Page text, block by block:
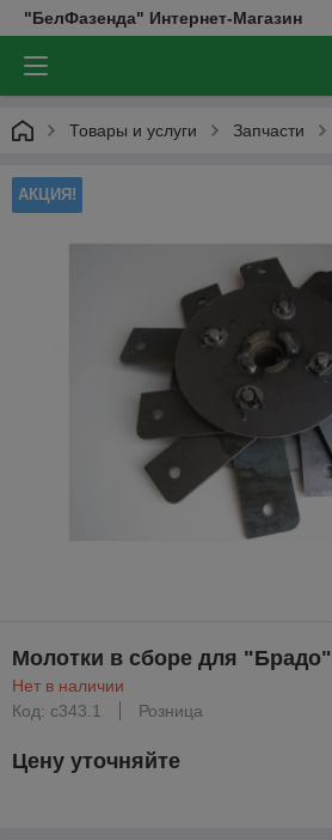
"БелФазенда" Интернет-Магазин
Товары и услуги Запчасти
АКЦИЯ!
Молотки в сборе для "Брадо"
Нет в наличии
Код: с343.1
Розница
Цену уточняйте